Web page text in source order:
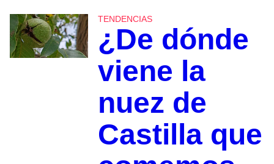
TENDENCIAS
¿De dónde
viene la
nuez de
Castilla que